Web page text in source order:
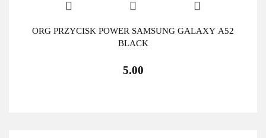
ORG PRZYCISK POWER SAMSUNG GALAXY A52
BLACK
5.00